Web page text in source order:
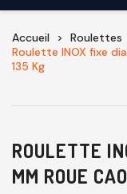
Accueil Roulettes
Roulette INOX fixe
135 Kg
ROULETTE
MM ROUE